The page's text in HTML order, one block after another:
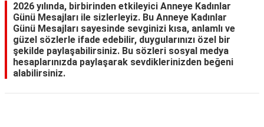
KAMP
ALANLARI
HAMİLELİK
KAPLICALAR
2026 yılında, birbirinden etkileyici Anneye Kadınlar
Günü Mesajları ile sizlerleyiz. Bu Anneye Kadınlar
Günü Mesajları sayesinde sevginizi kısa, anlamlı ve
güzel sözlerle ifade edebilir, duygularınızı özel bir
şekilde paylaşabilirsiniz. Bu sözleri sosyal medya
hesaplarınızda paylaşarak sevdiklerinizden beğeni
alabilirsiniz.